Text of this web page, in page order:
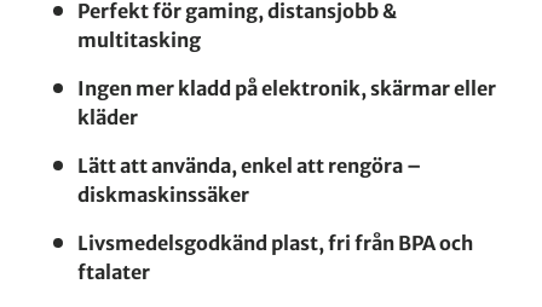
Perfekt för gaming, distansjobb &
multitasking
Ingen mer kladd på elektronik, skärmar eller
kläder
Lätt att använda, enkel att rengöra –
diskmaskinssäker
Livsmedelsgodkänd plast, fri från BPA och
ftalater